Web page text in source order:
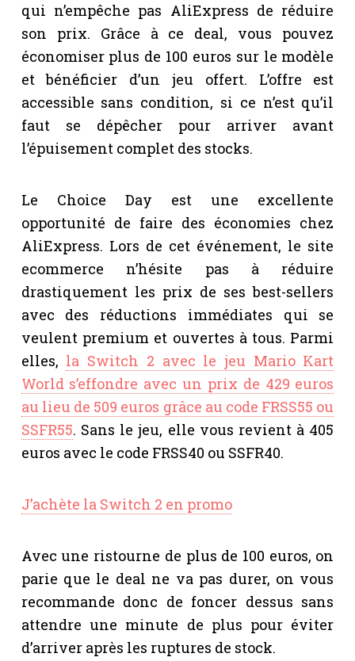
qui n’empêche pas AliExpress de réduire
son prix. Grâce à ce deal, vous pouvez
économiser plus de 100 euros sur le modèle
et bénéficier d’un jeu offert. L’offre est
accessible sans condition, si ce n’est qu’il
faut se dépêcher pour arriver avant
l’épuisement complet des stocks.
Le Choice Day est une excellente
opportunité de faire des économies chez
AliExpress. Lors de cet événement, le site
ecommerce n’hésite pas à réduire
drastiquement les prix de ses best-sellers
avec des réductions immédiates qui se
veulent premium et ouvertes à tous. Parmi
elles, la Switch 2 avec le jeu Mario Kart
World s’effondre avec un prix de 429 euros
au lieu de 509 euros grâce au code FRSS55 ou
SSFR55. Sans le jeu, elle vous revient à 405
euros avec le code FRSS40 ou SSFR40.
J’achète la Switch 2 en promo
Avec une ristourne de plus de 100 euros, on
parie que le deal ne va pas durer, on vous
recommande donc de foncer dessus sans
attendre une minute de plus pour éviter
d’arriver après les ruptures de stock.